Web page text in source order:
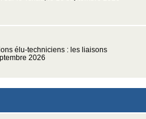
élu-techniciens : les liaisons
2026